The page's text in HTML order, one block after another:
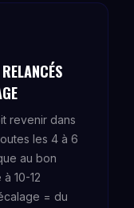
revenir dans
les 4 à 6
au bon
10-12
= du